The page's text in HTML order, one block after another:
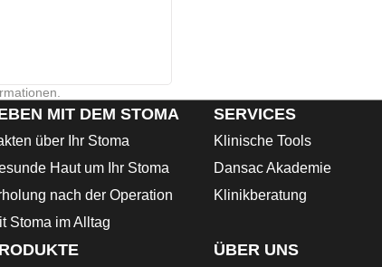
MIT DEM STOMA
über Ihr Stoma
Haut um Ihr Stoma
nach der Operation
Stoma im Alltag
SERVICES
Klinische Tools
Dansac Akademie
Klinikberatung
ÜBER UNS